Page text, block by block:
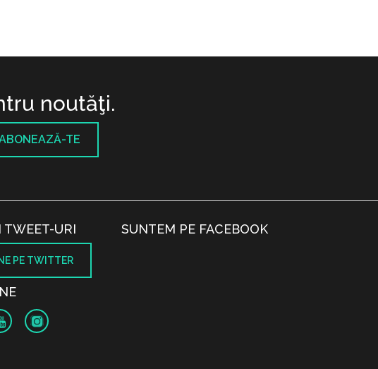
noutăţi.
TE
TWEET-URI
PE TWITTER
SUNTEM PE FACEBOOK